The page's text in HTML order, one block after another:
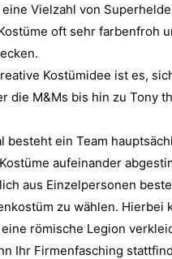
Vielzahl von
oft sehr farbenfroh
Kostümidee ist es,
die M&Ms bis hin zu Tony
besteht ein Team
aufeinander
aus Einzelpersonen
zu wählen. Hierbei
römische Legion
Ihr Firmenfasching